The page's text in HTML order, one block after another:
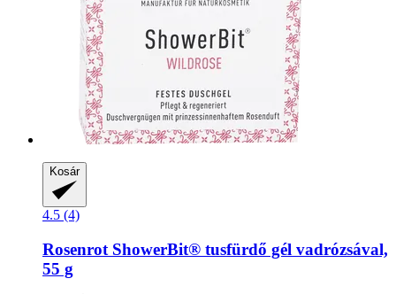
Kosár
4.5 (4)
Rosenrot ShowerBit® tusfürdő gél vadrózsával,
55 g